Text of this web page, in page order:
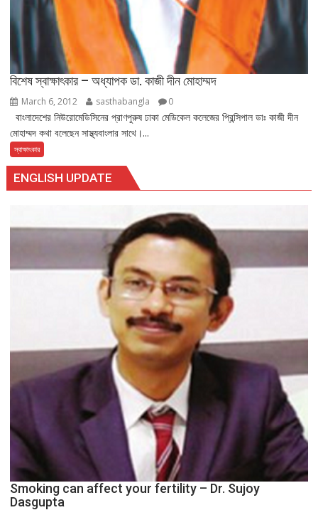
বিশেষ স্বাক্ষাৎকার – অধ্যাপক ডা. কাজী দীন মোহাম্মদ
March 6, 2012 sasthabangla 0
বাংলাদেশের নিউরোমেডিসিনের প্রাণপুরুষ ঢাকা মেডিকেল কলেজের প্রিন্সিপাল ডাঃ কাজী দীন
মোহাম্মদ কথা বলেছেন সাস্থ্যবাংলার সাথে।...
স্বাক্ষাৎকার
ENGLISH UPDATE
Smoking can affect your fertility – Dr. Sujoy
Dasgupta